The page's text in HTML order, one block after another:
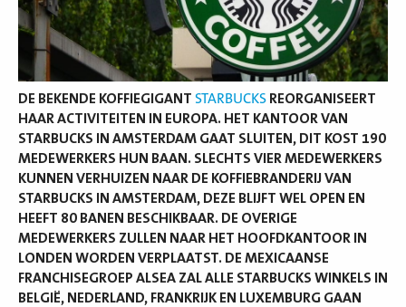
DE BEKENDE KOFFIEGIGANT STARBUCKS REORGANISEERT
HAAR ACTIVITEITEN IN EUROPA. HET KANTOOR VAN
STARBUCKS IN AMSTERDAM GAAT SLUITEN, DIT KOST 190
MEDEWERKERS HUN BAAN. SLECHTS VIER MEDEWERKERS
KUNNEN VERHUIZEN NAAR DE KOFFIEBRANDERIJ VAN
STARBUCKS IN AMSTERDAM, DEZE BLIJFT WEL OPEN EN
HEEFT 80 BANEN BESCHIKBAAR. DE OVERIGE
MEDEWERKERS ZULLEN NAAR HET HOOFDKANTOOR IN
LONDEN WORDEN VERPLAATST. DE MEXICAANSE
FRANCHISEGROEP ALSEA ZAL ALLE STARBUCKS WINKELS IN
BELGIË, NEDERLAND, FRANKRIJK EN LUXEMBURG GAAN